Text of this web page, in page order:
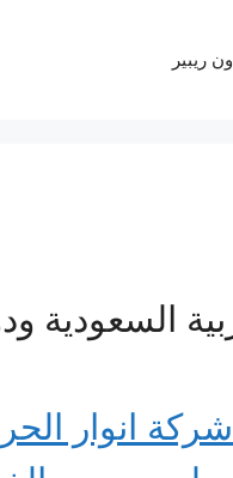
السعودية
شركة انوار